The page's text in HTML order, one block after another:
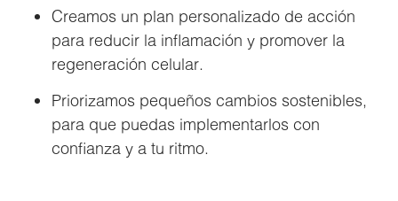
Creamos un plan personalizado de acción
para reducir la inflamación y promover la
regeneración celular.
Priorizamos pequeños cambios sostenibles,
para que puedas implementarlos con
confianza y a tu ritmo.